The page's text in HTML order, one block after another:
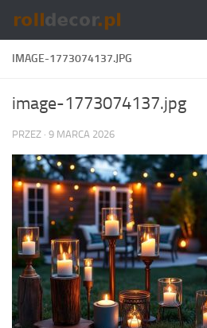
Skip to content
IMAGE-1773074137.JPG
image-1773074137.jpg
PRZEZ · 9 MARCA 2026